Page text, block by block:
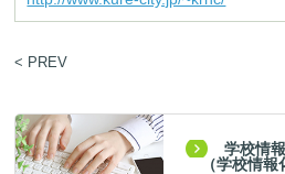
< PREV
学校情
（学校情報